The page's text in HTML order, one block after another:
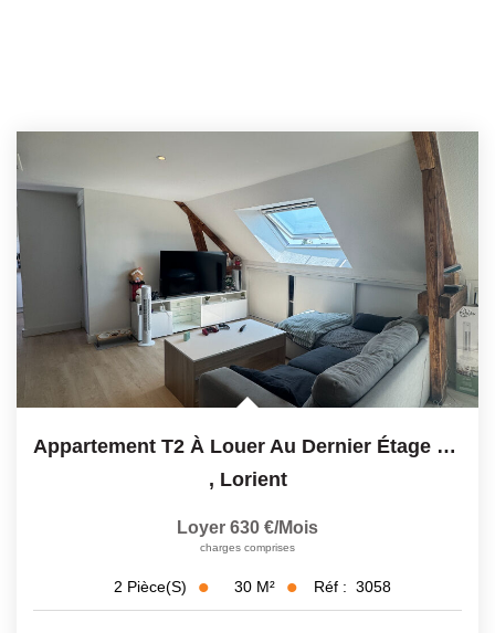
Appartement T2 À Louer Au Dernier Étage À Lorient - Réf 3058
, Lorient
Loyer 630 €/mois
charges comprises
2 Pièce(s) 30 M² Réf : 3058